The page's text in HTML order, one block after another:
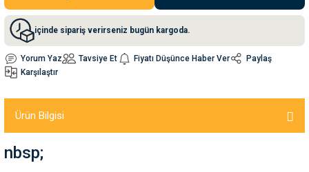
Su Kabları
içinde sipariş verirseniz bugün kargoda.
Yorum Yaz Tavsiye Et Fiyatı Düşünce Haber Ver
Paylaş
Karşılaştır
Ürün Bilgisi
nbsp;